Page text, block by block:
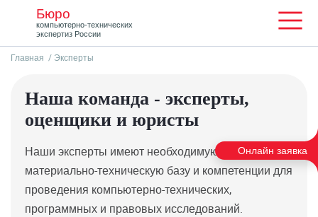
Онлайн заявка
Бюро
компьютерно-технических
экспертиз России
Главная Эксперты
Наша команда - эксперты,
оценщики и юристы
Наши эксперты имеют необходимую
материально-техническую базу и компетенции для
проведения компьютерно-технических,
программных и правовых исследований.